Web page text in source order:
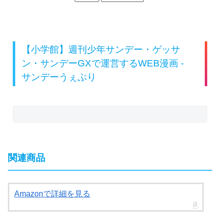
【小学館】週刊少年サンデー・ゲッサ
ン・サンデーGXで運営するWEB漫画 -
サンデーうぇぶり
関連商品
Amazonで詳細を見る